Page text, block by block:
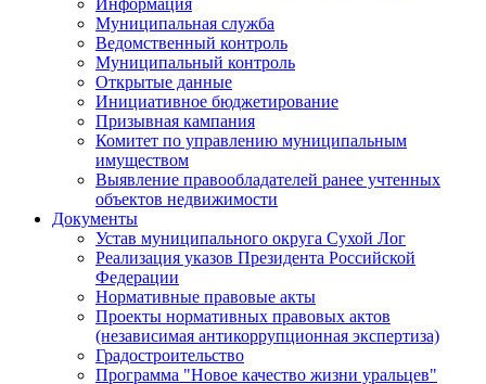
Информация
Муниципальная служба
Ведомственный контроль
Муниципальный контроль
Открытые данные
Инициативное бюджетирование
Призывная кампания
Комитет по управлению муниципальным
имуществом
Выявление правообладателей ранее учтенных
объектов недвижимости
Документы
Устав муниципального округа Сухой Лог
Реализация указов Президента Российской
Федерации
Нормативные правовые акты
Проекты нормативных правовых актов
(независимая антикоррупционная экспертиза)
Градостроительство
Программа "Новое качество жизни уральцев"